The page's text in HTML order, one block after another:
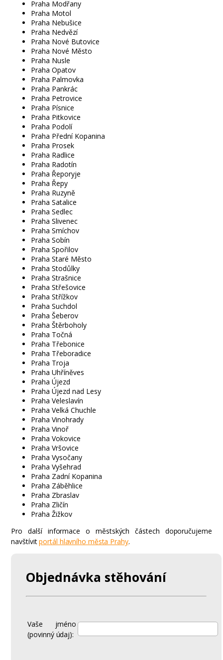
Praha Modřany
Praha Motol
Praha Nebušice
Praha Nedvězí
Praha Nové Butovice
Praha Nové Město
Praha Nusle
Praha Opatov
Praha Palmovka
Praha Pankrác
Praha Petrovice
Praha Písnice
Praha Pitkovice
Praha Podolí
Praha Přední Kopanina
Praha Prosek
Praha Radlice
Praha Radotín
Praha Řeporyje
Praha Řepy
Praha Ruzyně
Praha Satalice
Praha Sedlec
Praha Slivenec
Praha Smíchov
Praha Sobín
Praha Spořilov
Praha Staré Město
Praha Stodůlky
Praha Strašnice
Praha Střešovice
Praha Střížkov
Praha Suchdol
Praha Šeberov
Praha Štěrboholy
Praha Točná
Praha Třebonice
Praha Třeboradice
Praha Troja
Praha Uhříněves
Praha Újezd
Praha Újezd nad Lesy
Praha Veleslavín
Praha Velká Chuchle
Praha Vinohrady
Praha Vinoř
Praha Vokovice
Praha Vršovice
Praha Vysočany
Praha Vyšehrad
Praha Zadní Kopanina
Praha Záběhlice
Praha Zbraslav
Praha Zličín
Praha Žižkov
Pro další informace o městských částech doporučujeme
navštívitportál hlavního města Prahy.
Objednávka stěhování
Vaše jméno
(povinný údaj):